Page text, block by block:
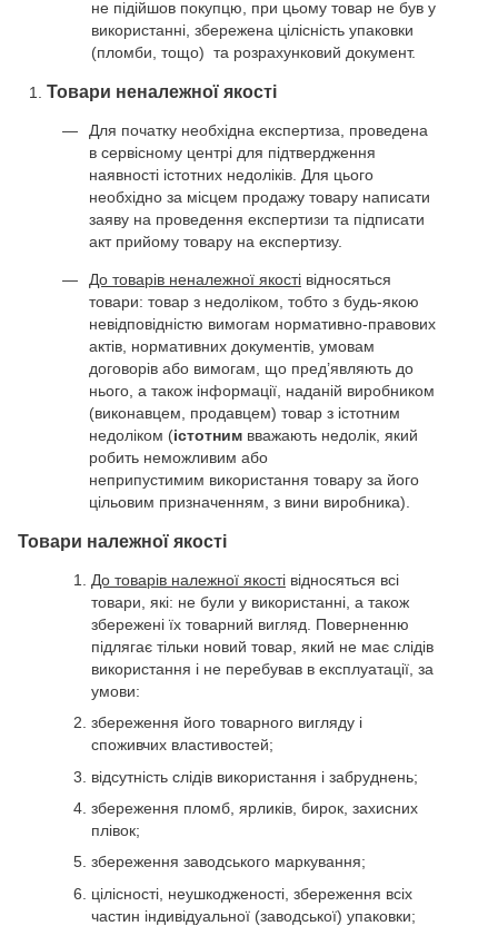
не підійшов покупцю, при цьому товар не був у
використанні, збережена цілісність упаковки
(пломби, тощо) та розрахунковий документ.
Товари неналежної якості
Для початку необхідна експертиза, проведена
в сервісному центрі для підтвердження
наявності істотних недоліків. Для цього
необхідно за місцем продажу товару написати
заяву на проведення експертизи та підписати
акт прийому товару на експертизу.
До товарів неналежної якості відносяться
товари: товар з недоліком, тобто з будь-якою
невідповідністю вимогам нормативно-правових
актів, нормативних документів, умовам
договорів або вимогам, що пред’являють до
нього, а також інформації, наданій виробником
(виконавцем, продавцем) товар з істотним
недоліком (істотним вважають недолік, який
робить неможливим або
неприпустимим використання товару за його
цільовим призначенням, з вини виробника).
Товари належної якості
До товарів належної якості відносяться всі
товари, які: не були у використанні, а також
збережені їх товарний вигляд. Поверненню
підлягає тільки новий товар, який не має слідів
використання і не перебував в експлуатації, за
умови:
збереження його товарного вигляду і
споживчих властивостей;
відсутність слідів використання і забруднень;
збереження пломб, ярликів, бирок, захисних
плівок;
збереження заводського маркування;
цілісності, неушкодженості, збереження всіх
частин індивідуальної (заводської) упаковки;